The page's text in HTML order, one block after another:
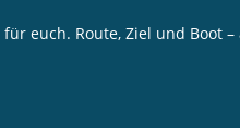
euch. Route, Ziel und Boot